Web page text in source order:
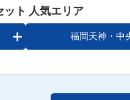
ット 人気エリア
福岡天神・中